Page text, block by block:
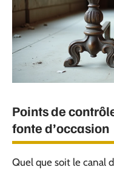
Points de
fonte d’occasion
Quel que soit le canal